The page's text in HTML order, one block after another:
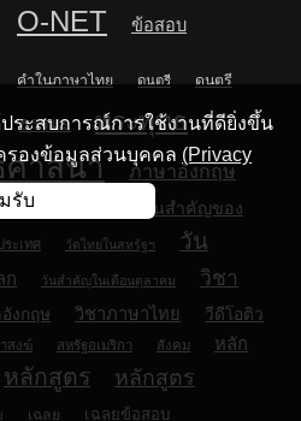
O-NET ข้อสอบ
คำในภาษาไทย ดนตรี ดนตรี
ธรรมะ
พระพุทธ
าสนา ภาษาอังกฤษ
รับน้อง
รายชื่อวันสำคัญของ
ระเทศ วัดไทยในสหรัฐฯ
วัน
ก วันสำคัญในเดือนตุลาคม
วิชา
งกฤษ วิชาภาษาไทย
วีดีโอติว
สงฆ์ สหรัฐอเมริกา สังคม
หลัก
หลักสูตร
หลักสูตร
เฉลย เฉลยข้อสอบ
ระสบการณ์การใช้งานที่ดียิ่งขึ้น
รองข้อมูลส่วนบุคคล (Privacy
รับ